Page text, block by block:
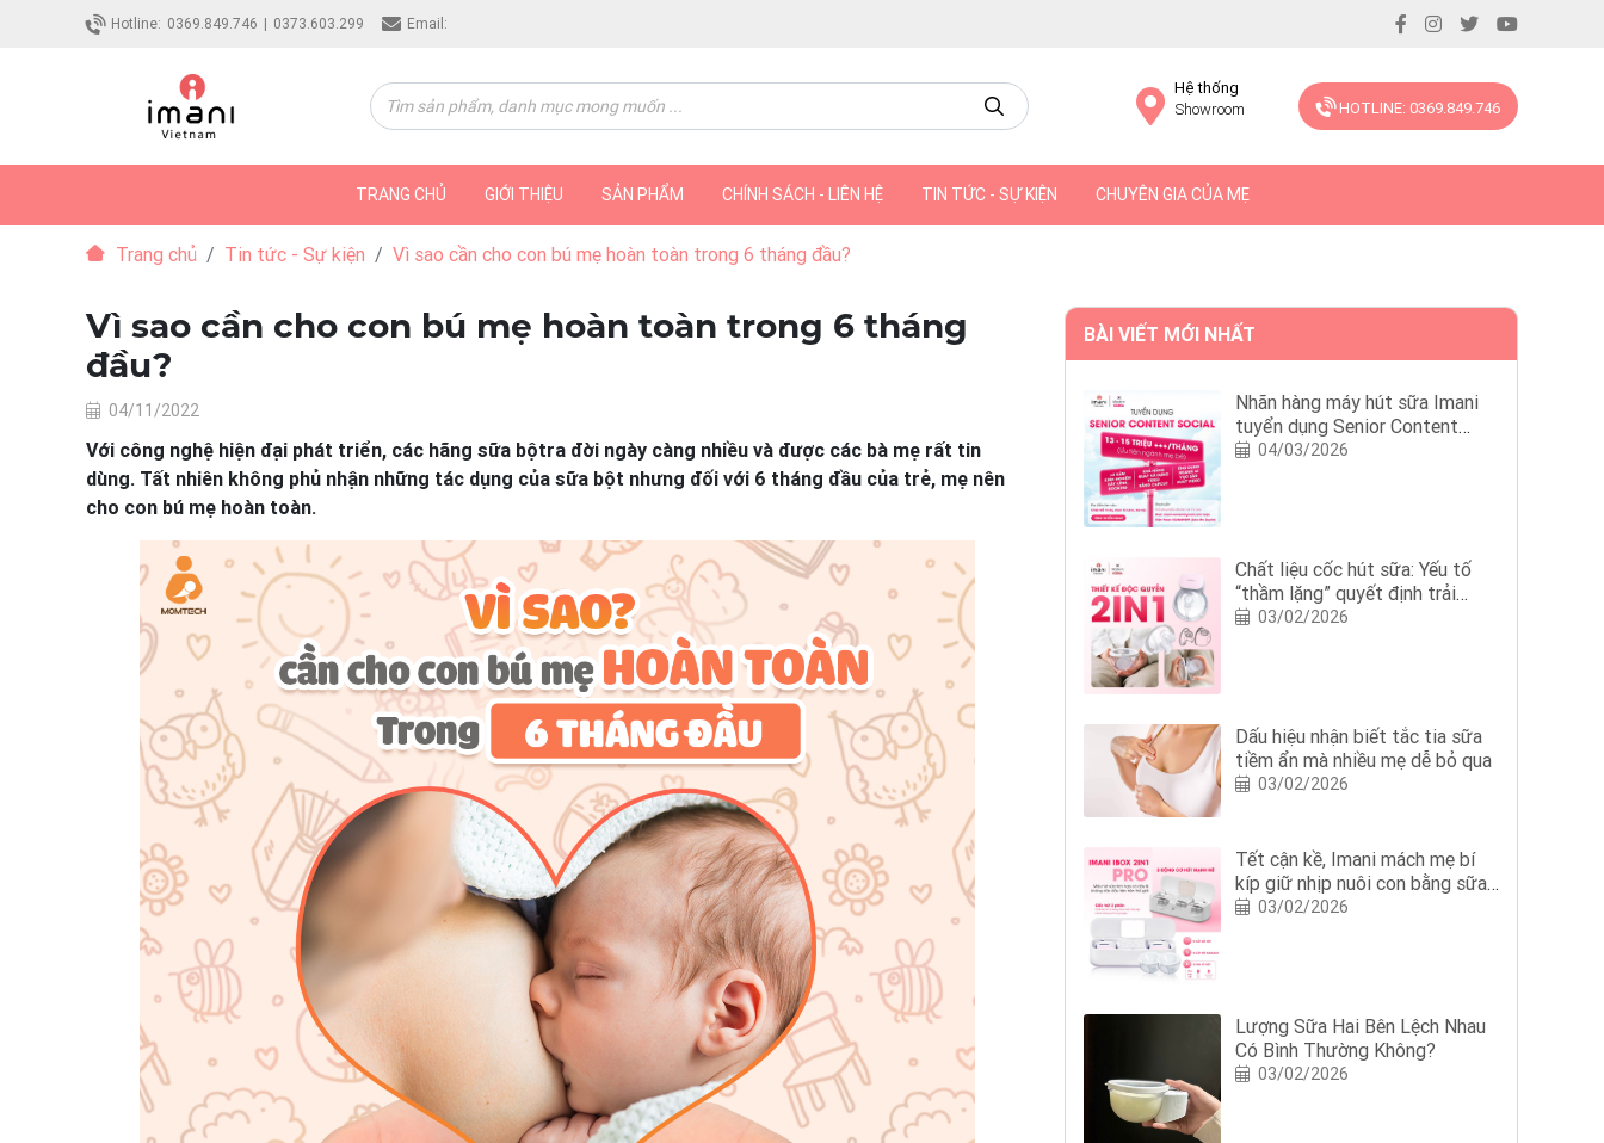
Hotline: 0369.849.746 | 0373.603.299 Email:
Hệ thống
Showroom
HOTLINE: 0369.849.746
TRANG CHỦ GIỚI THIỆU SẢN PHẨM CHÍNH SÁCH - LIÊN HỆ TIN TỨC - SỰ KIỆN CHUYÊN GIA CỦA MẸ
Trang chủ Tin tức - Sự kiện Vì sao cần cho con bú mẹ hoàn toàn trong 6 tháng đầu?
Vì sao cần cho con bú mẹ hoàn toàn trong 6 tháng
đầu?
04/11/2022
Với công nghệ hiện đại phát triển, các hãng sữa bộtra đời ngày càng nhiều và được các bà mẹ rất tin
dùng. Tất nhiên không phủ nhận những tác dụng của sữa bột nhưng đối với 6 tháng đầu của trẻ, mẹ nên
cho con bú mẹ hoàn toàn.
BÀI VIẾT MỚI NHẤT
Nhãn hàng máy hút sữa Imani
tuyển dụng Senior Content
Social
04/03/2026
Chất liệu cốc hút sữa: Yếu tố
“thầm lặng” quyết định trải
nghiệm hút sữa của mẹ
03/02/2026
Dấu hiệu nhận biết tắc tia sữa
tiềm ẩn mà nhiều mẹ dễ bỏ qua
03/02/2026
Tết cận kề, Imani mách mẹ bí
kíp giữ nhịp nuôi con bằng sữa
mẹ với Imani iBox 2in1 Pro
03/02/2026
Lượng Sữa Hai Bên Lệch Nhau
Có Bình Thường Không?
03/02/2026